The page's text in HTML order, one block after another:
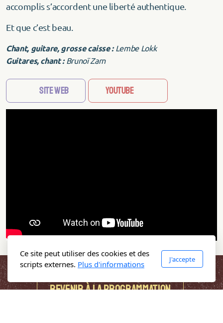
accomplis s’accordent une liberté authentique.
Et que c’est beau.
Chant, guitare, grosse caisse : Lembe Lokk
Guitares, chant : Brunoï Zarn
Site web YouTube
REVENIR à LA PROGRAMMATION
Ce site peut utiliser des cookies et des
scripts externes. Plus d'informations
J'accepte